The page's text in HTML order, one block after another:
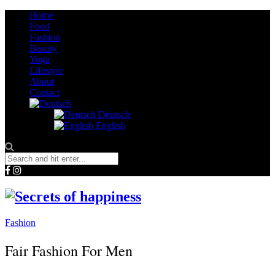
Home
Food
Fashion
Beauty
Yoga
Lifestyle
About
Contact
Deutsch
English
Fashion
Fair Fashion For Men